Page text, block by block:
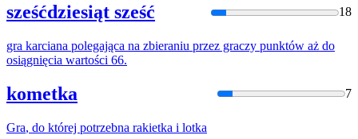
sześćdziesiąt sześć 18
gra karciana polegająca na zbieraniu przez graczy punktów aż do
osiągnięcia wartości 66.
kometka 7
Gra, do której potrzebna rakietka i lotka